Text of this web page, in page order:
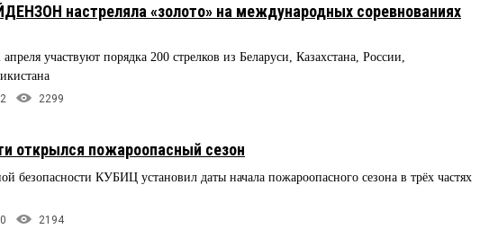
настреляла «золото» на международных соревнованиях
участвуют порядка 200 стрелков из Беларуси, Казахстана, России,
2 2299
открылся пожароопасный сезон
безопасности КУБИЦ установил даты начала пожароопасного сезона в трёх частях
0 2194